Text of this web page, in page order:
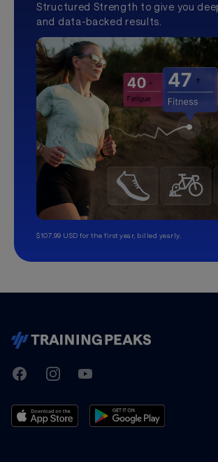
Structured Strength to give you
and data-backed results.
$107.99 USD for the first year, billed yearly.
TrainingPeaks
FacebookInstagramYoutube